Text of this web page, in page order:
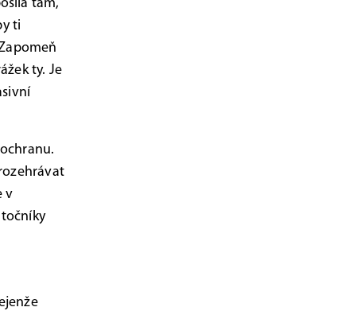
tam,
ti
ty. Je
v